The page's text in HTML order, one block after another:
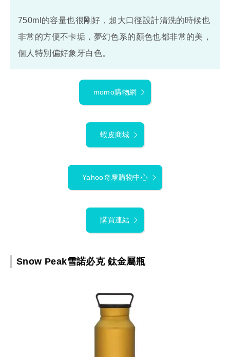
750ml的容量也很剛好，超大口徑設計清洗的時候也
非常的方便不卡垢，夢幻色系的顏色也都非常的美，
個人特別偏好象牙白色。
momo購物網
蝦皮商城
Yahoo奇摩購物中心
購買連結
Snow Peak雪諾必克 鈦金屬瓶